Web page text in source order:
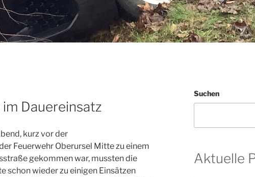
Dauereinsatz
kurz vor der
Feuerwehr Oberursel Mitte zu einem
gekommen war, mussten die
schon wieder zu einigen Einsätzen
Suchen
Aktuelle